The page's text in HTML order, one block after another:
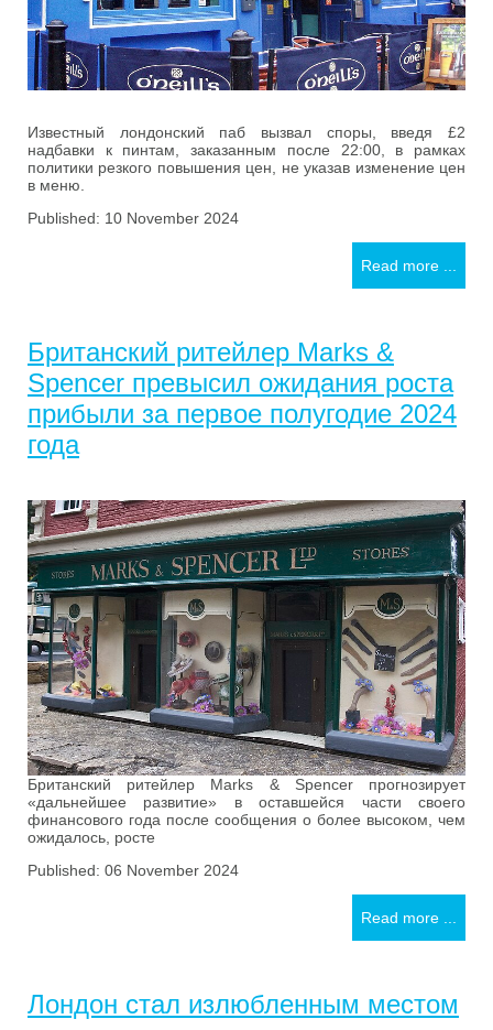
Известный лондонский паб вызвал споры, введя £2
надбавки к пинтам, заказанным после 22:00, в рамках
политики резкого повышения цен, не указав изменение цен
в меню.
Published: 10 November 2024
Read more ...
Британский ритейлер Marks &
Spencer превысил ожидания роста
прибыли за первое полугодие 2024
года
Британский ритейлер Marks & Spencer прогнозирует
«дальнейшее развитие» в оставшейся части своего
финансового года после сообщения о более высоком, чем
ожидалось, росте
Published: 06 November 2024
Read more ...
Лондон стал излюбленным местом